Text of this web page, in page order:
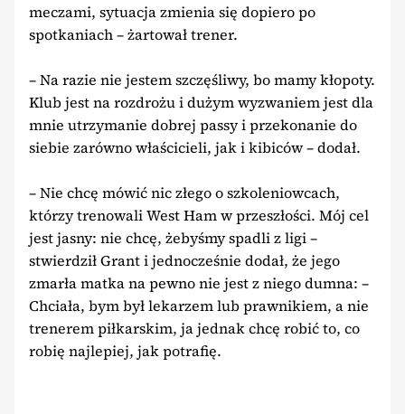
meczami, sytuacja zmienia się dopiero po
spotkaniach – żartował trener.
– Na razie nie jestem szczęśliwy, bo mamy kłopoty.
Klub jest na rozdrożu i dużym wyzwaniem jest dla
mnie utrzymanie dobrej passy i przekonanie do
siebie zarówno właścicieli, jak i kibiców – dodał.
– Nie chcę mówić nic złego o szkoleniowcach,
którzy trenowali West Ham w przeszłości. Mój cel
jest jasny: nie chcę, żebyśmy spadli z ligi –
stwierdził Grant i jednocześnie dodał, że jego
zmarła matka na pewno nie jest z niego dumna: –
Chciała, bym był lekarzem lub prawnikiem, a nie
trenerem piłkarskim, ja jednak chcę robić to, co
robię najlepiej, jak potrafię.